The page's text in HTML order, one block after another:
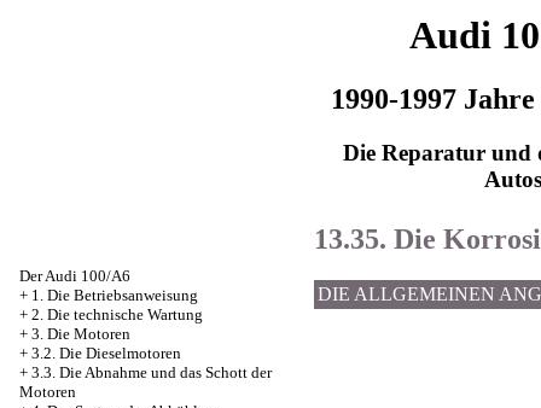
Audi
1990-1997
Die Reparatur und
Autos
Der Audi 100/A6
+ 1. Die Betriebsanweisung
+ 2. Die technische Wartung
+ 3. Die Motoren
+ 3.2. Die Dieselmotoren
+ 3.3. Die Abnahme und das Schott der
Motoren
13.35. Die
DIE ALLGEMEINEN